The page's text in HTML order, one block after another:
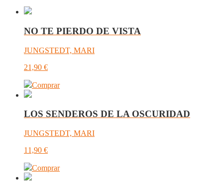
NO TE PIERDO DE VISTA
JUNGSTEDT, MARI
21,90 €
Comprar
LOS SENDEROS DE LA OSCURIDAD
JUNGSTEDT, MARI
11,90 €
Comprar